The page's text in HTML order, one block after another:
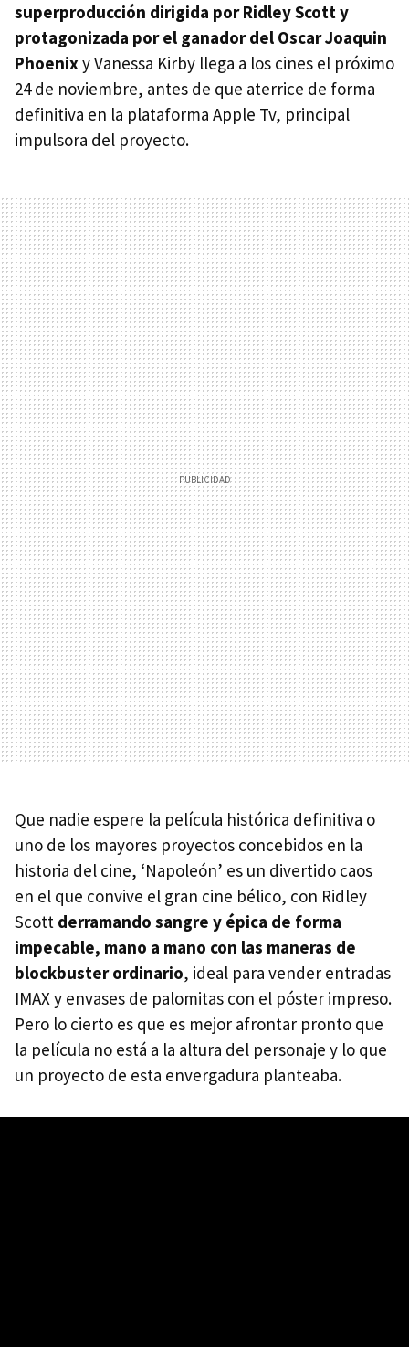
superproducción dirigida por Ridley Scott y
protagonizada por el ganador del Oscar Joaquin
Phoenixy Vanessa Kirby llega a los cines el próximo
24 de noviembre, antes de que aterrice de forma
definitiva en la plataforma Apple Tv, principal
impulsora del proyecto.
Que nadie espere la película histórica definitiva o
uno de los mayores proyectos concebidos en la
historia del cine, ‘Napoleón’ es un divertido caos
en el que convive el gran cine bélico, con Ridley
Scott derramando sangre y épica de forma
impecable, mano a mano con las maneras de
blockbuster ordinario, ideal para vender entradas
IMAX y envases de palomitas con el póster impreso.
Pero lo cierto es que es mejor afrontar pronto que
la película no está a la altura del personaje y lo que
un proyecto de esta envergadura planteaba.